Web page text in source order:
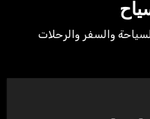
والسفر والرحلات